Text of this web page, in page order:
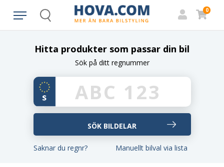
Search
0
Hitta produkter som passar din bil
Sök på ditt regnummer
Saknar du regnr? Manuellt bilval via lista